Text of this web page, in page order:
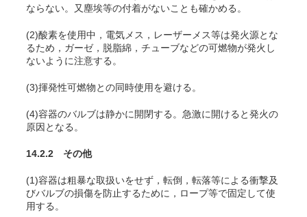
ならない。又塵埃等の付着がないことも確かめる。
(2)酸素を使用中，電気メス，レーザーメス等は発火源とな
るため，ガーゼ，脱脂綿，チューブなどの可燃物が発火し
ないように注意する 。
(3)揮発性可燃物との同時使用を避ける。
(4)容器のバルブは静かに開閉する。急激に開けると発火の
原因となる。
14.2.2 その他
(1)容器は粗暴な取扱いをせず，転倒，転落等による衝撃及
びバルブの損傷を防止するために，ロープ等で固定して使
用する。